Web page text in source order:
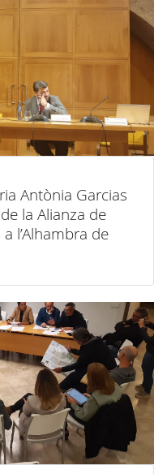
Antònia Garcias
la Alianza de
l’Alhambra de